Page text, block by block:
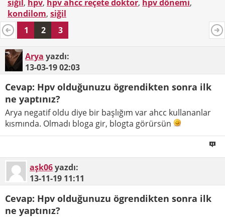
siğil, hpv, hpv ahcc reçete doktor, hpv dönemi,
kondilom, siğil
1
2 3
Arya yazdı:
13-03-1902:03
Cevap: Hpv olduğunuzu ögrendikten sonra ilk
ne yaptınız?
Arya negatif oldu diye bir başlığım var ahcc kullananlar
kısmında. Olmadı bloga gir, blogta görürsün
aşk06yazdı:
13-11-19 11:11
Cevap: Hpv olduğunuzu ögrendikten sonra ilk
ne yaptınız?